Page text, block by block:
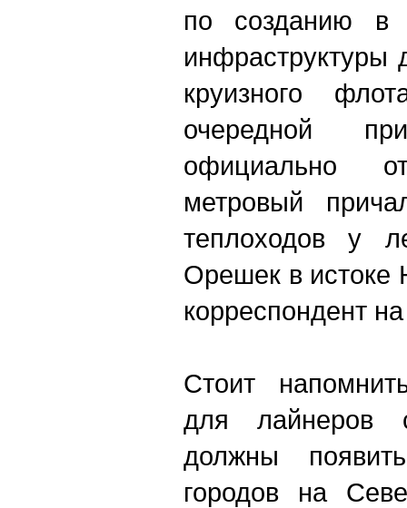
по созданию в
инфраструктуры
круизного
очередной
официально
метровый
теплоходов у
Орешек в
корреспондент
Стоит
для лайнеров
должны
городов на